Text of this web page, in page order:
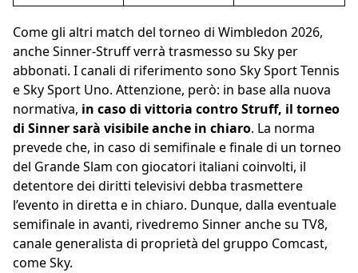
Come gli altri match del torneo di Wimbledon 2026,
anche Sinner-Struff verrà trasmesso su Sky per
abbonati. I canali di riferimento sono Sky Sport Tennis
e Sky Sport Uno. Attenzione, però: in base alla nuova
normativa, in caso di vittoria contro Struff, il torneo
di Sinner sarà visibile anche in chiaro. La norma
prevede che, in caso di semifinale e finale di un torneo
del Grande Slam con giocatori italiani coinvolti, il
detentore dei diritti televisivi debba trasmettere
l’evento in diretta e in chiaro. Dunque, dalla eventuale
semifinale in avanti, rivedremo Sinner anche su TV8,
canale generalista di proprietà del gruppo Comcast,
come Sky.